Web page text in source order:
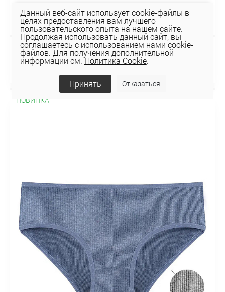
Трусы 3132PD3
10,94 руб
НОВИНКА
Данный веб-сайт использует cookie-файлы в
целях предоставления вам лучшего
пользовательского опыта на нашем сайте.
Продолжая использовать данный сайт, вы
соглашаетесь с использованием нами cookie-
файлов. Для получения дополнительной
информации см.Политика Cookie.
Принять Отказаться